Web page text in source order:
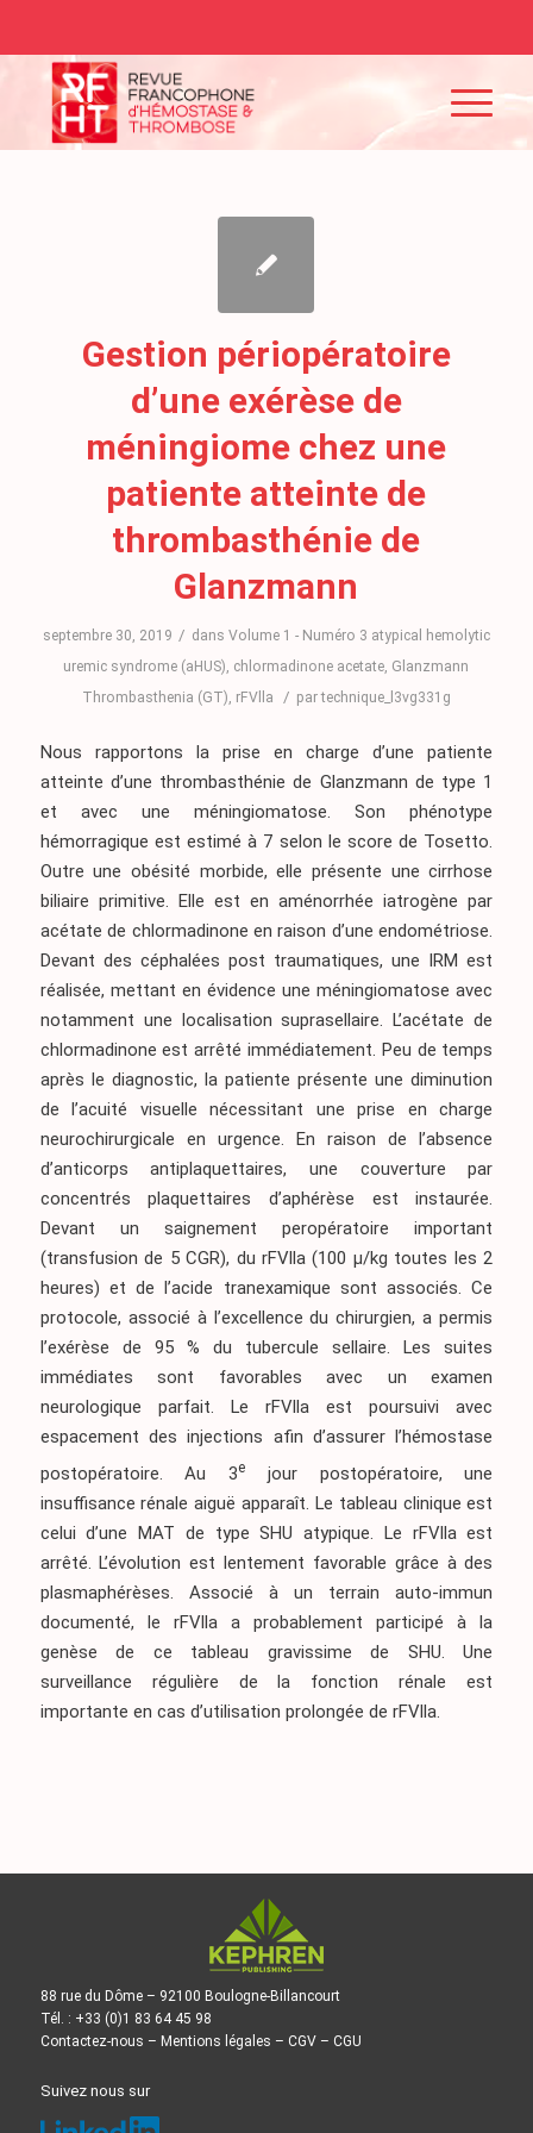
Gestion périopératoire
d’une exérèse de
méningiome chez une
patiente atteinte de
thrombasthénie de
Glanzmann
septembre 30, 2019 / dans Volume 1 - Numéro 3 atypical hemolytic
uremic syndrome (aHUS), chlormadinone acetate, Glanzmann
Thrombasthenia (GT), rFVlla / partechnique_l3vg331g
Nous rapportons la prise en charge d’une patiente
atteinte d’une thrombasthénie de Glanzmann de type 1
et avec une méningiomatose. Son phénotype
hémorragique est estimé à 7 selon le score de Tosetto.
Outre une obésité morbide, elle présente une cirrhose
biliaire primitive. Elle est en aménorrhée iatrogène par
acétate de chlormadinone en raison d’une endométriose.
Devant des céphalées post traumatiques, une IRM est
réalisée, mettant en évidence une méningiomatose avec
notamment une localisation suprasellaire. L’acétate de
chlormadinone est arrêté immédiatement. Peu de temps
après le diagnostic, la patiente présente une diminution
de l’acuité visuelle nécessitant une prise en charge
neurochirurgicale en urgence. En raison de l’absence
d’anticorps antiplaquettaires, une couverture par
concentrés plaquettaires d’aphérèse est instaurée.
Devant un saignement peropératoire important
(transfusion de 5 CGR), du rFVlla (100 µ/kg toutes les 2
heures) et de l’acide tranexamique sont associés. Ce
protocole, associé à l’excellence du chirurgien, a permis
l’exérèse de 95 % du tubercule sellaire. Les suites
immédiates sont favorables avec un examen
neurologique parfait. Le rFVlla est poursuivi avec
espacement des injections afin d’assurer l’hémostase
postopératoire. Au 3e
jour postopératoire, une
insuffisance rénale aiguë apparaît. Le tableau clinique est
celui d’une MAT de type SHU atypique. Le rFVlla est
arrêté. L’évolution est lentement favorable grâce à des
plasmaphérèses. Associé à un terrain auto-immun
documenté, le rFVlla a probablement participé à la
genèse de ce tableau gravissime de SHU. Une
surveillance régulière de la fonction rénale est
importante en cas d’utilisation prolongée de rFVlla.
88 rue du Dôme – 92100 Boulogne-Billancourt
Tél. : +33 (0)1 83 64 45 98
Contactez-nous – Mentions légales – CGV– CGU
Suivez nous sur